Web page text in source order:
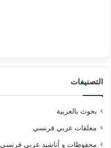
التصنيفات
بحوث بالعربية
معلقات عربي فرنسي
محفوظات و أناشيد عربي فرنسي